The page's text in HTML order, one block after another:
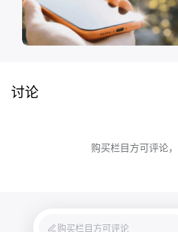
讨论
购买栏目方可评论，
购买栏目方可评论